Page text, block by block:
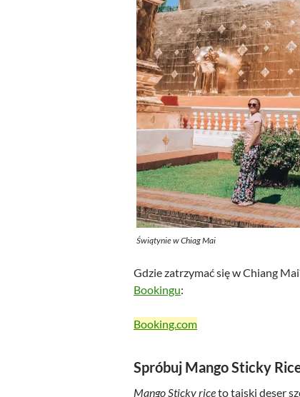
Świątynie w Chiag Mai
Gdzie zatrzymać się w Chiang
Bookingu:
Booking.com
Spróbuj Mango Sticky
Mango Sticky riceto tajski deser